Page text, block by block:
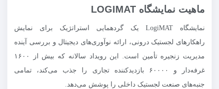
ماهیت نمایشگاه LOGIMAT
نمایشگاه LogiMAT یک گردهمایی استراتژیک برای نمایش
راهکارهای لجستیک درونی، ارائه نوآوری‌های دیجیتال و بررسی آینده
مدیریت زنجیره تأمین است. این رویداد سالانه که بیش از ۱۶۰۰
غرفه‌دار و ۶۰۰۰۰ بازدیدکننده تجاری را جذب می‌کند، تمامی
جنبه‌های صنعت لجستیک داخلی را پوشش می‌دهد.